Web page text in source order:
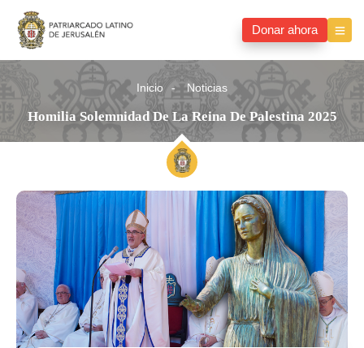
Donar ahora
Inicio Noticias
Homilia Solemnidad De La Reina De Palestina 2025